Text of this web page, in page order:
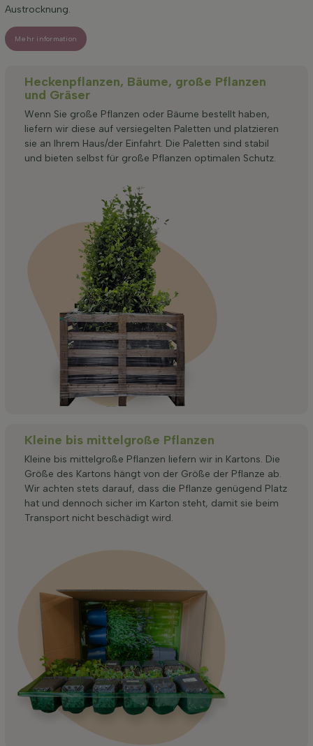
Austrocknung.
Mehr information
Heckenpflanzen, Bäume, große Pflanzen
und Gräser
Wenn Sie große Pflanzen oder Bäume bestellt haben,
liefern wir diese auf versiegelten Paletten und platzieren
sie an Ihrem Haus/der Einfahrt. Die Paletten sind stabil
und bieten selbst für große Pflanzen optimalen Schutz.
Kleine bis mittelgroße Pflanzen
Kleine bis mittelgroße Pflanzen liefern wir in Kartons. Die
Größe des Kartons hängt von der Größe der Pflanze ab.
Wir achten stets darauf, dass die Pflanze genügend Platz
hat und dennoch sicher im Karton steht, damit sie beim
Transport nicht beschädigt wird.